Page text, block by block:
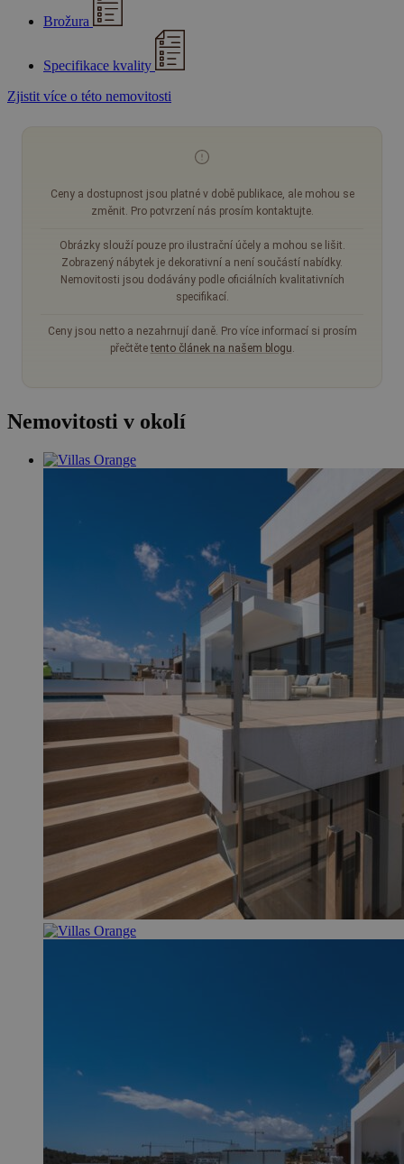
Brožura
Specifikace kvality
Zjistit více o této nemovitosti
Ceny a dostupnost jsou platné v době publikace, ale mohou se
změnit. Pro potvrzení nás prosím kontaktujte.
Obrázky slouží pouze pro ilustrační účely a mohou se lišit.
Zobrazený nábytek je dekorativní a není součástí nabídky.
Nemovitosti jsou dodávány podle oficiálních kvalitativních
specifikací.
Ceny jsou netto a nezahrnují daně. Pro více informací si prosím
přečtětetento článek na našem blogu.
Nemovitosti v okolí